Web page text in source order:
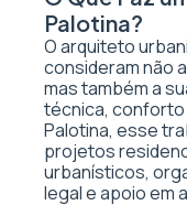
Palotina?
O arquiteto
consideram não
mas também a
técnica, conforto
Palotina, esse
projetos
urbanísticos,
legal e apoio em